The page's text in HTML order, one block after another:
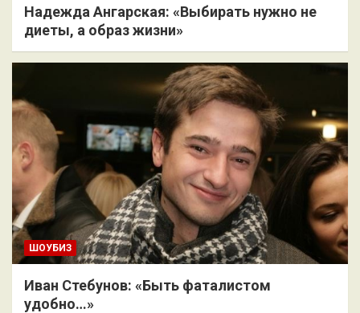
Надежда Ангарская: «Выбирать нужно не
диеты, а образ жизни»
ШОУБИЗ
Иван Стебунов: «Быть фаталистом
удобно…»